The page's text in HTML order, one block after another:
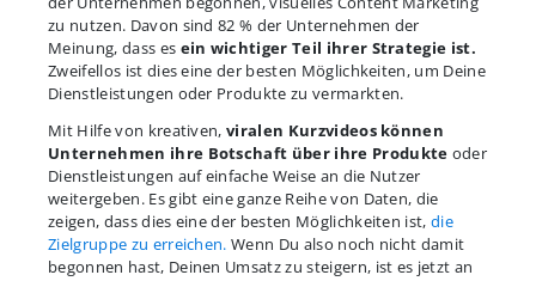
zu nutzen. Davon sind 82 % der Unternehmen der
Meinung, dass es ein wichtiger Teil ihrer Strategie ist.
Zweifellos ist dies eine der besten Möglichkeiten, um Deine
Dienstleistungen oder Produkte zu vermarkten.
Mit Hilfe von kreativen, viralen Kurzvideos können
Unternehmen ihre Botschaft über ihre Produkte oder
Dienstleistungen auf einfache Weise an die Nutzer
weitergeben. Es gibt eine ganze Reihe von Daten, die
zeigen, dass dies eine der besten Möglichkeiten ist,die
Zielgruppe zu erreichen. Wenn Du also noch nicht damit
begonnen hast, Deinen Umsatz zu steigern, ist es jetzt an